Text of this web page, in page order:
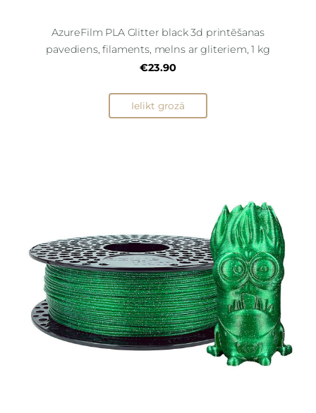
AzureFilm PLA Glitter black 3d printēšanas
pavediens, filaments, melns ar gliteriem, 1 kg
€23.90
Ielikt grozā